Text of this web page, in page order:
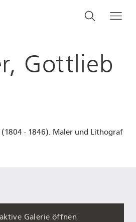
Search
menu
Suche
Gottlieb
- 1846). Maler und Lithograf
Galerie öffnen